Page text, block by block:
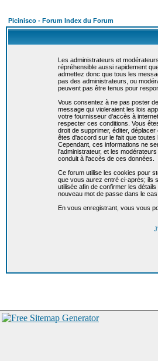
Picinisco - Forum Index du Forum
Les administrateurs et
répréhensible aussi rapidement
admettez donc que tous les
pas des administrateurs, ou
peuvent pas être tenus pour
Vous consentez à ne pas poster
message qui violeraient les lois
votre fournisseur d'accès à
respecter ces conditions. Vous
droit de supprimer, éditer,
êtes d'accord sur le fait que
Cependant, ces informations ne
l'administrateur, et les
conduit à l'accès de ces données.
Ce forum utilise les cookies pour
que vous aurez entré ci-après; ils
utilisée afin de confirmer les
nouveau mot de passe dans le cas
En vous enregistrant, vous vous